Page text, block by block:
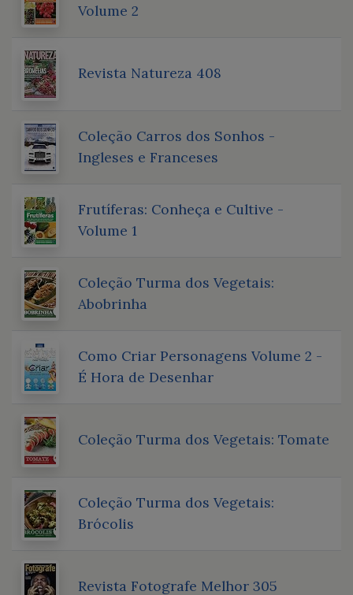
Volume 2
Revista Natureza 408
Coleção Carros dos Sonhos -
Ingleses e Franceses
Frutíferas: Conheça e Cultive -
Volume 1
Coleção Turma dos Vegetais:
Abobrinha
Como Criar Personagens Volume 2 -
É Hora de Desenhar
Coleção Turma dos Vegetais: Tomate
Coleção Turma dos Vegetais:
Brócolis
Revista Fotografe Melhor 305